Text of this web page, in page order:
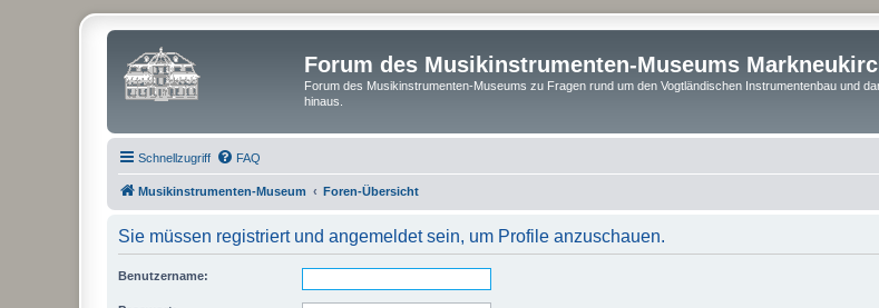
Forum des Musikinstrumenten-Museums
Forum des Musikinstrumenten-Museums zu Fragen rund um den Vogtländischen Instrumentenbau und
hinaus.
Schnellzugriff FAQ
Musikinstrumenten-Museum Foren-Übersicht
Sie müssen registriert und angemeldet sein, um Profile anzuschauen.
Benutzername: